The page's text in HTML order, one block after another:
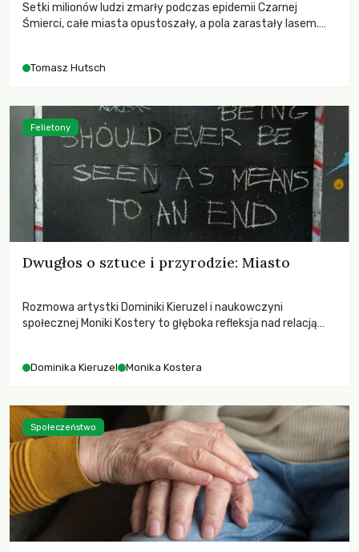
Setki milionów ludzi zmarły podczas epidemii Czarnej
Śmierci, całe miasta opustoszały, a pola zarastały lasem.
największych katastrof w swoich dziejach.
Tomasz Hutsch
Dwugłos o sztuce i przyrodzie: Miasto
Rozmowa artystki Dominiki Kieruzel i naukowczyni
społecznej Moniki Kostery to głęboka refleksja nad relacją
Dominika Kieruzel Monika Kostera
Felietony
Społeczeństwo